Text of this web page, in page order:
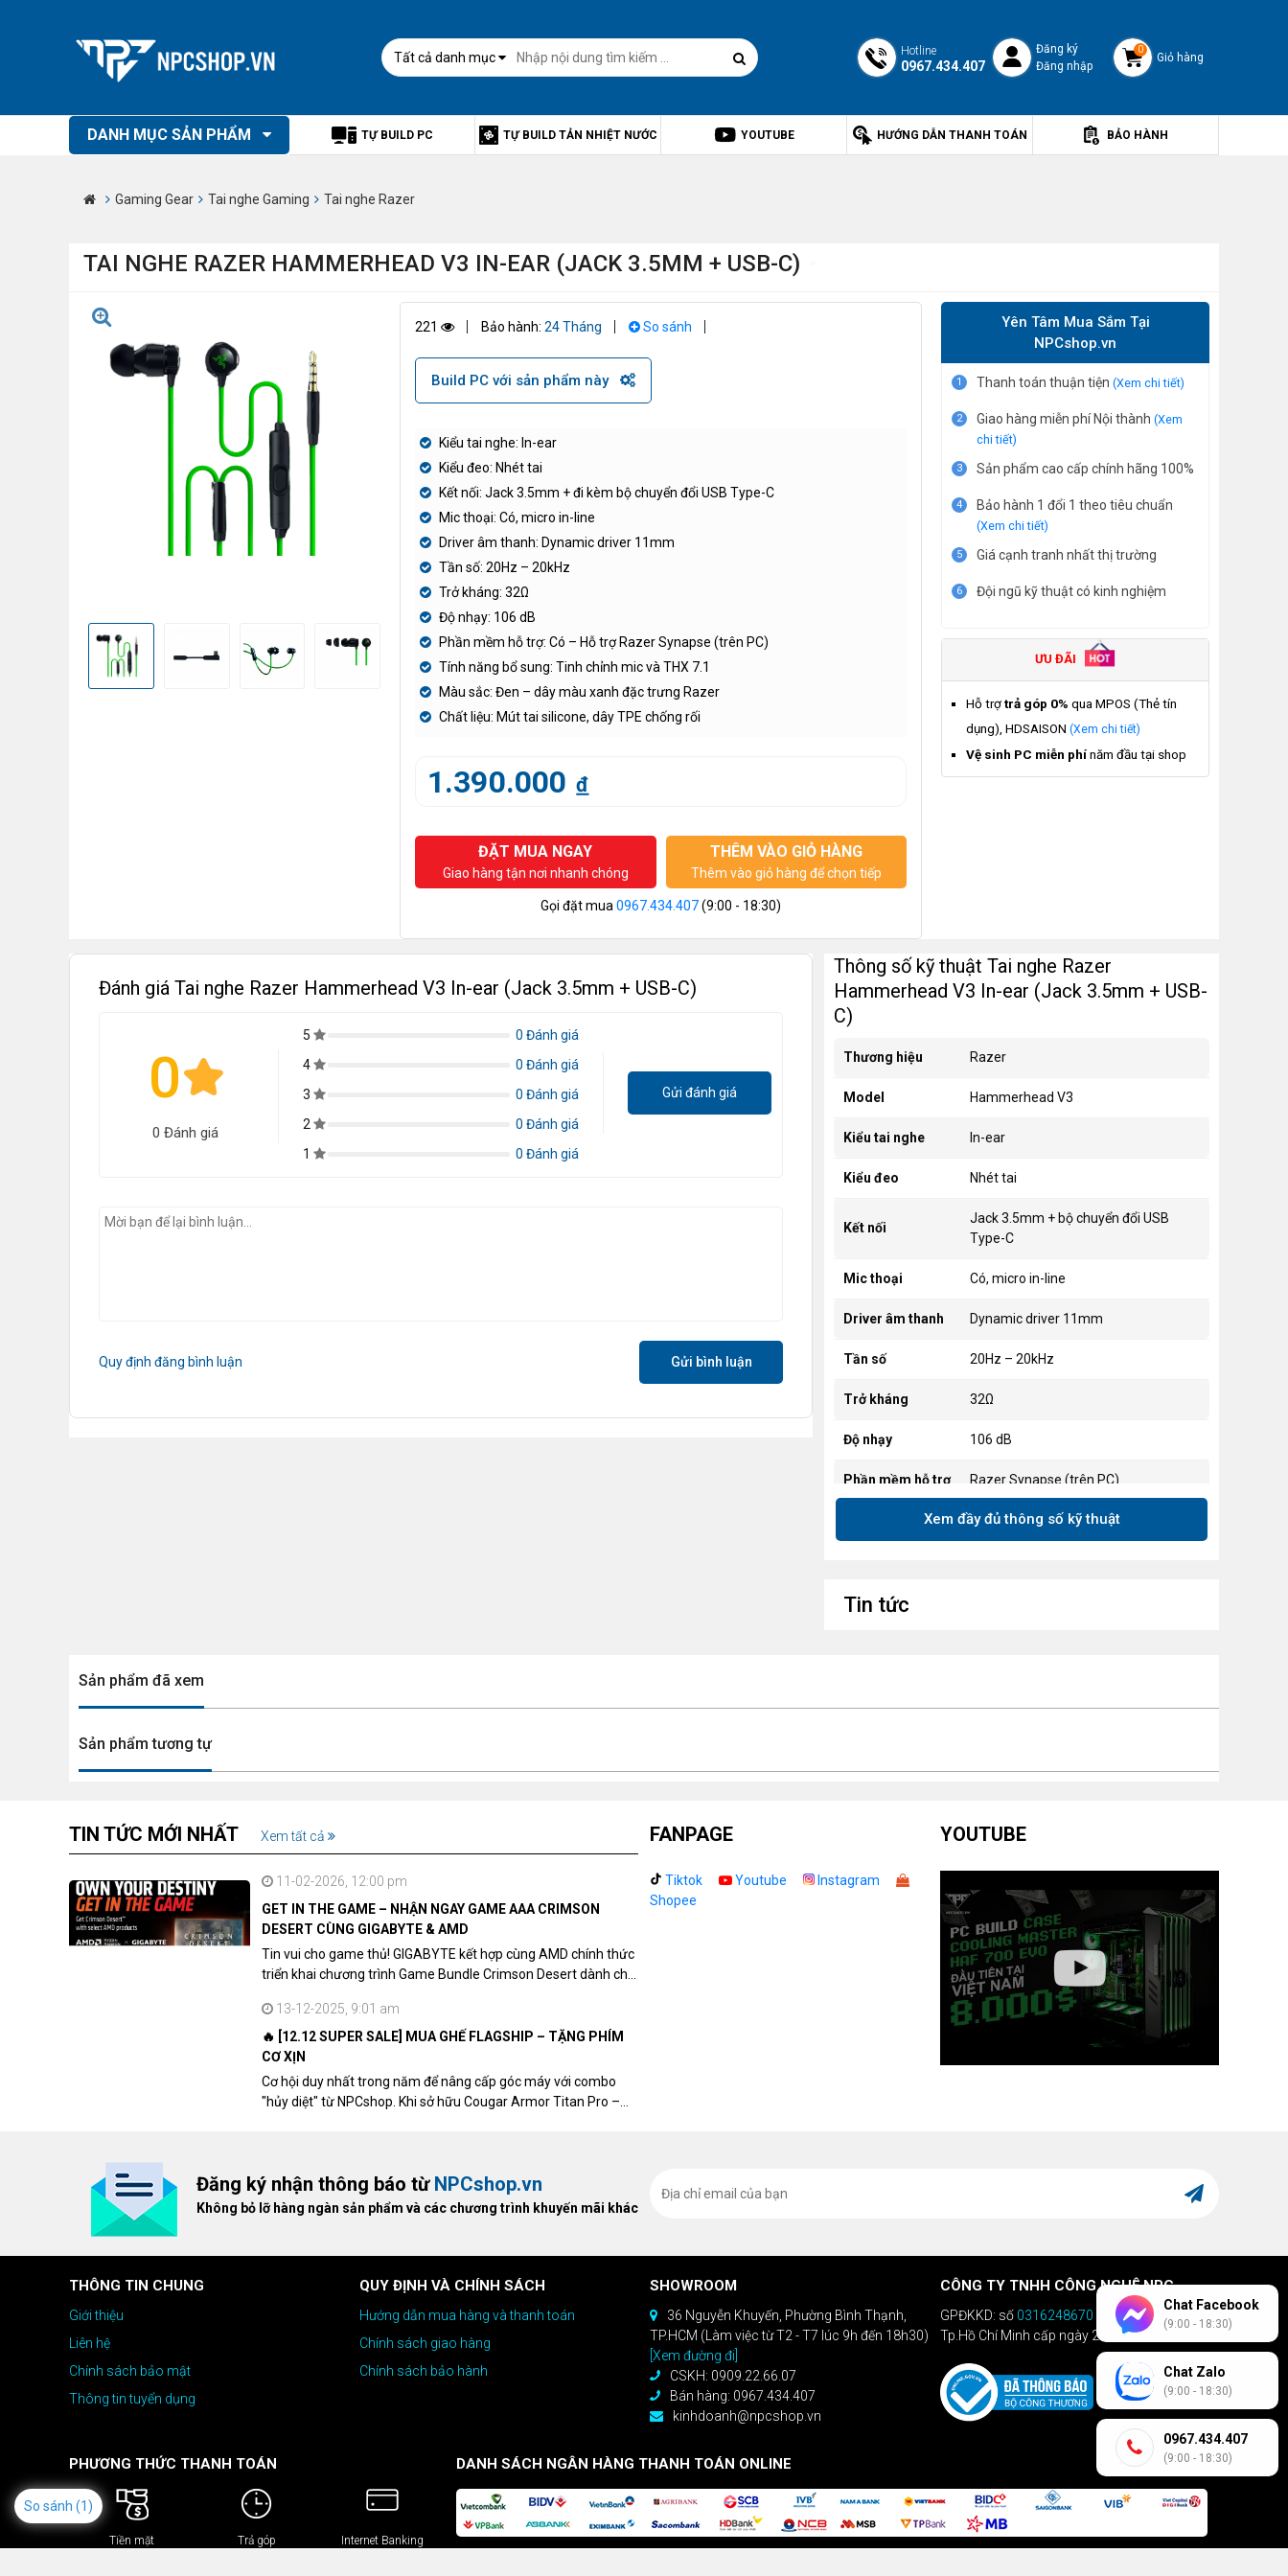
Tất cả danh mục Hotline
0967.434.407
Đăng ký
Đăng nhập
0
Giỏ hàng
DANH MỤC SẢN PHẨM TỰ BUILD PC TỰ BUILD TẢN NHIỆT NƯỚC YOUTUBE HƯỚNG DẪN THANH TOÁN BẢO HÀNH
Gaming Gear Tai nghe Gaming Tai nghe Razer
TAI NGHE RAZER HAMMERHEAD V3 IN-EAR (JACK 3.5MM + USB-C)
221 Bảo hành: 24 Tháng So sánh
Build PC với sản phẩm này
Kiểu tai nghe: In-ear
Kiểu đeo: Nhét tai
Kết nối: Jack 3.5mm + đi kèm bộ chuyển đổi USB Type-C
Mic thoại: Có, micro in-line
Driver âm thanh: Dynamic driver 11mm
Tần số: 20Hz – 20kHz
Trở kháng: 32Ω
Độ nhạy: 106 dB
Phần mềm hỗ trợ: Có – Hỗ trợ Razer Synapse (trên PC)
Tính năng bổ sung: Tinh chỉnh mic và THX 7.1
Màu sắc: Đen – dây màu xanh đặc trưng Razer
Chất liệu: Mút tai silicone, dây TPE chống rối
1.390.000 đ
ĐẶT MUA NGAY
Giao hàng tận nơi nhanh chóng
THÊM VÀO GIỎ HÀNG
Thêm vào giỏ hàng để chọn tiếp
Gọi đặt mua 0967.434.407(9:00 - 18:30)
Yên Tâm Mua Sắm Tại
NPCshop.vn
1 Thanh toán thuận tiện (Xem chi tiết)
2 Giao hàng miễn phí Nội thành (Xem
chi tiết)
3 Sản phẩm cao cấp chính hãng 100%
4 Bảo hành 1 đổi 1 theo tiêu chuẩn
(Xem chi tiết)
5 Giá cạnh tranh nhất thị trường
6 Đội ngũ kỹ thuật có kinh nghiệm
ƯU ĐÃI
Hỗ trợtrả góp 0% qua MPOS (Thẻ tín
dụng), HDSAISON (Xem chi tiết)
Vệ sinh PC miễn phínăm đầu tại shop
Đánh giá Tai nghe Razer Hammerhead V3 In-ear (Jack 3.5mm + USB-C)
0
0 Đánh giá
5
0 Đánh giá
4
0 Đánh giá
3
0 Đánh giá
2
0 Đánh giá
1
0 Đánh giá
Gửi đánh giá
Quy định đăng bình luận Gửi bình luận
Thông số kỹ thuật Tai nghe Razer
Hammerhead V3 In-ear (Jack 3.5mm + USB-
C)
Thương hiệu Razer
Model Hammerhead V3
Kiểu tai nghe In-ear
Kiểu đeo Nhét tai
Kết nối
Jack 3.5mm + bộ chuyển đổi USB
Type-C
Mic thoại Có, micro in-line
Driver âm thanh Dynamic driver 11mm
Tần số 20Hz – 20kHz
Trở kháng 32Ω
Độ nhạy 106 dB
Phần mềm hỗ trợ Razer Synapse (trên PC)
Tính năng bổ
sung
Tinh chỉnh mic, THX 7.1
Xem đầy đủ thông số kỹ thuật
Tin tức
Sản phẩm đã xem
Sản phẩm tương tự
TIN TỨC MỚI NHẤT Xem tất cả
11-02-2026, 12:00 pm
GET IN THE GAME – NHẬN NGAY GAME AAA CRIMSON
DESERT CÙNG GIGABYTE & AMD
Tin vui cho game thủ! GIGABYTE kết hợp cùng AMD chính thức
triển khai chương trình Game Bundle Crimson Desert dành cho
13-12-2025, 9:01 am
🔥 [12.12 SUPER SALE] MUA GHẾ FLAGSHIP – TẶNG PHÍM
CƠ XỊN
Cơ hội duy nhất trong năm để nâng cấp góc máy với combo
"hủy diệt" từ NPCshop. Khi sở hữu Cougar Armor Titan Pro –
FANPAGE
Tiktok Youtube
Instagram
Shopee
YOUTUBE
Đăng ký nhận thông báo từ NPCshop.vn
Không bỏ lỡ hàng ngàn sản phẩm và các chương trình khuyến mãi khác
THÔNG TIN CHUNG
Giới thiệu
Liên hệ
Chính sách bảo mật
Thông tin tuyển dụng
QUY ĐỊNH VÀ CHÍNH SÁCH
Hướng dẫn mua hàng và thanh toán
Chính sách giao hàng
Chính sách bảo hành
SHOWROOM
36 Nguyễn Khuyến, Phường Bình Thạnh,
TP.HCM (Làm việc từ T2 - T7 lúc 9h đến 18h30)
[Xem đường đi]
CSKH: 0909.22.66.07
Bán hàng: 0967.434.407
kinhdoanh@npcshop.vn
CÔNG TY TNHH CÔNG NGHỆ NPC
GPĐKKD: số 0316248670 do Sở KHĐT
Tp.Hồ Chí Minh cấp ngày 28/04/2020
PHƯƠNG THỨC THANH TOÁN
Tiền mặt Trả góp Internet Banking
DANH SÁCH NGÂN HÀNG THANH TOÁN ONLINE
Chat Facebook
(9:00 - 18:30)
Chat Zalo
(9:00 - 18:30)
0967.434.407
(9:00 - 18:30)
So sánh (1)